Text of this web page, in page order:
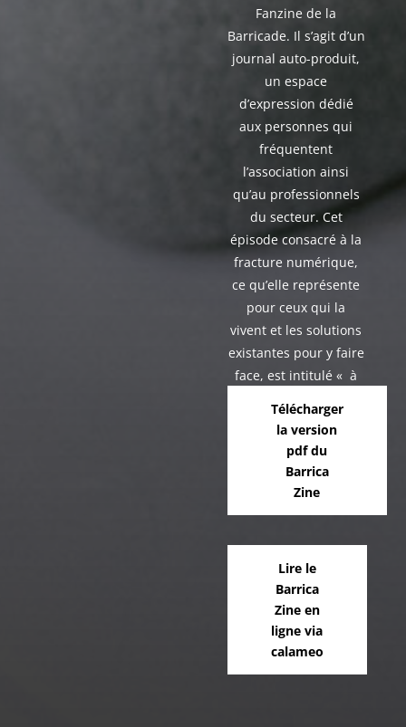
Fanzine de la
Barricade. Il s’agit d’un
journal auto-produit,
un espace
d’expression dédié
aux personnes qui
fréquentent
l’association ainsi
qu’au professionnels
du secteur. Cet
épisode consacré à la
fracture numérique,
ce qu’elle représente
pour ceux qui la
vivent et les solutions
existantes pour y faire
face, est intitulé « à
numérique ».
Télécharger
la version
pdf du
Barrica
Zine
Lire le
Barrica
Zine en
ligne via
calameo